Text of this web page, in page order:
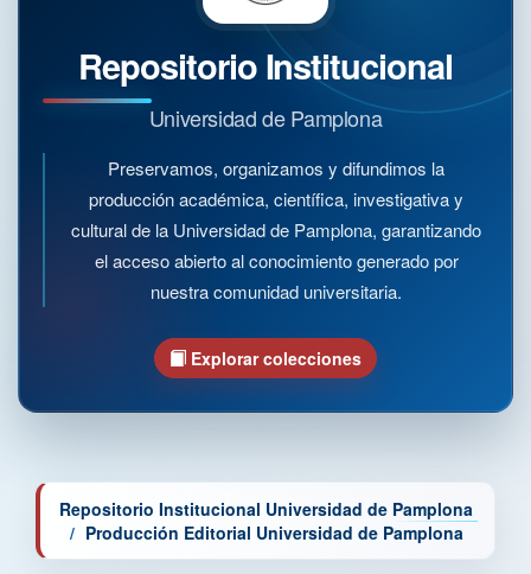
Repositorio Institucional
Universidad de Pamplona
Preservamos, organizamos y difundimos la
producción académica, científica, investigativa y
cultural de la Universidad de Pamplona, garantizando
el acceso abierto al conocimiento generado por
nuestra comunidad universitaria.
Explorar colecciones
Repositorio Institucional Universidad de Pamplona
Producción Editorial Universidad de Pamplona